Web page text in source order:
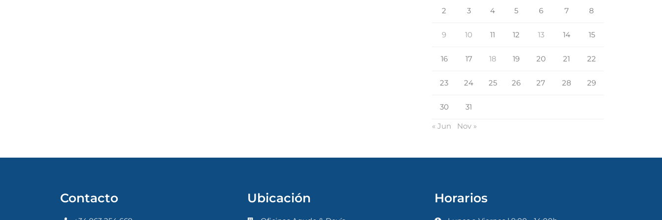
2 3 4 5 6 7 8
9 10 11 12 13 14 15
16 17 18 19 20 21 22
23 24 25 26 27 28 29
30 31
« Jun Nov »
Contacto Ubicación Horarios